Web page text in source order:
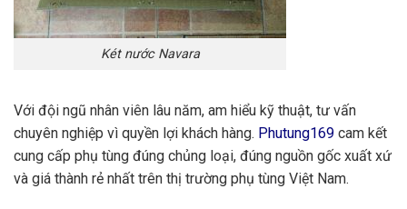
Két nước Navara
Với đội ngũ nhân viên lâu năm, am hiểu kỹ thuật, tư vấn
chuyên nghiệp vì quyền lợi khách hàng. Phutung169 cam kết
cung cấp phụ tùng đúng chủng loại, đúng nguồn gốc xuất xứ
và giá thành rẻ nhất trên thị trường phụ tùng Việt Nam.